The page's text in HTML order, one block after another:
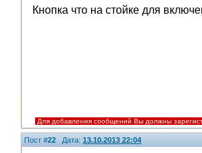
Кнопка что на стойке для
Для добавления сообщений Вы должны
Пост #22 Дата: 13.10.2013 22:04